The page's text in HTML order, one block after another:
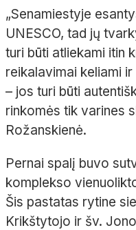
„Senamiestyje
UNESCO, tad jų
turi būti atliekami itin
reikalavimai keliami
– jos turi būti
rinkomės tik varines
Rožanskienė.
Pernai spalį buvo
komplekso
Šis pastatas rytine
Krikštytojo ir šv.